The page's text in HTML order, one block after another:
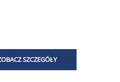
SZCZEGÓŁY